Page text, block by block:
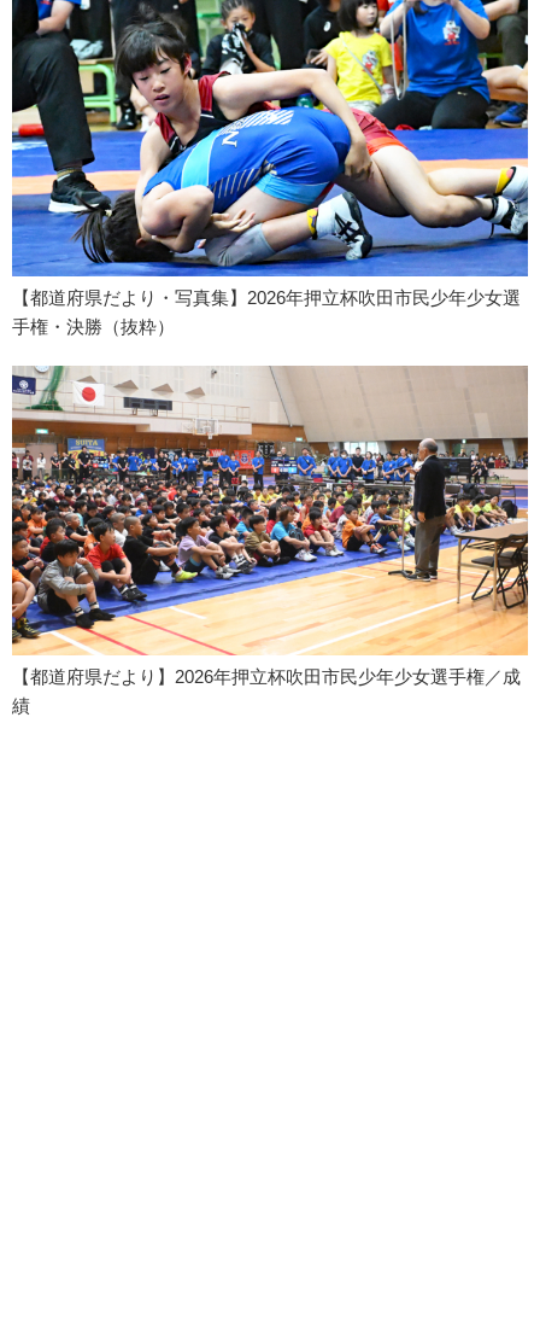
【都道府県だより・写真集】2026年押立杯吹田市民少年少女選
手権・決勝（抜粋）
【都道府県だより】2026年押立杯吹田市民少年少女選手権／成
績